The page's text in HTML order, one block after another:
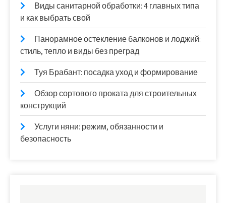
Виды санитарной обработки: 4 главных типа
и как выбрать свой
Панорамное остекление балконов и лоджий:
стиль, тепло и виды без преград
Туя Брабант: посадка уход и формирование
Обзор сортового проката для строительных
конструкций
Услуги няни: режим, обязанности и
безопасность